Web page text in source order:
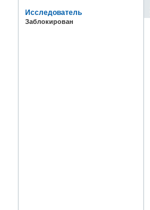
Исследователь
Заблокирован